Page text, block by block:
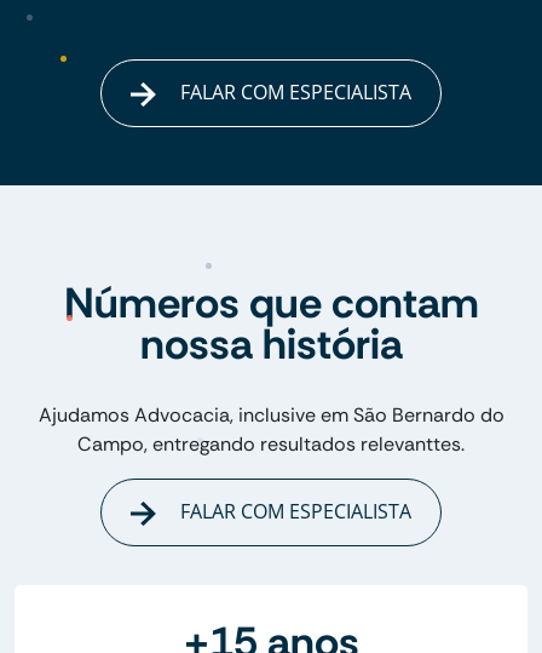
FALAR COM ESPECIALISTA
Números que contam
nossa história
Ajudamos Advocacia, inclusive em São Bernardo do
Campo, entregando resultados relevanttes.
FALAR COM ESPECIALISTA
+15 anos